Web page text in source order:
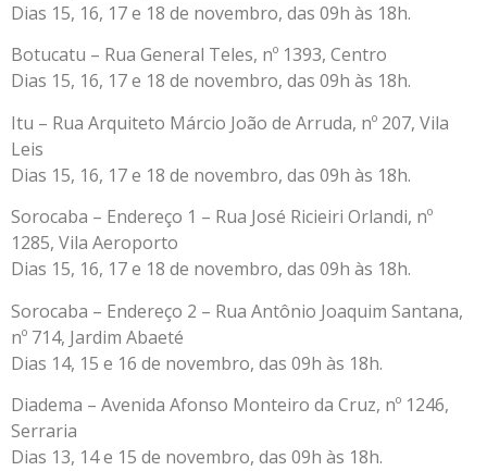
Dias 15, 16, 17 e 18 de novembro, das 09h às 18h.
Botucatu – Rua General Teles, nº 1393, Centro
Dias 15, 16, 17 e 18 de novembro, das 09h às 18h.
Itu – Rua Arquiteto Márcio João de Arruda, nº 207, Vila
Leis
Dias 15, 16, 17 e 18 de novembro, das 09h às 18h.
Sorocaba – Endereço 1 – Rua José Ricieiri Orlandi, nº
1285, Vila Aeroporto
Dias 15, 16, 17 e 18 de novembro, das 09h às 18h.
Sorocaba – Endereço 2 – Rua Antônio Joaquim Santana,
nº 714, Jardim Abaeté
Dias 14, 15 e 16 de novembro, das 09h às 18h.
Diadema – Avenida Afonso Monteiro da Cruz, nº 1246,
Serraria
Dias 13, 14 e 15 de novembro, das 09h às 18h.